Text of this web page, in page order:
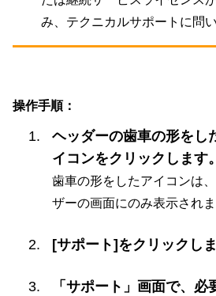
み、テクニカルサポートに問
操作手順：
ヘッダーの歯車の形をし
イコンをクリックします。
歯車の形をしたアイコンは
ザーの画面にのみ表示されま
[サポート]をクリックしま
「サポート」画面で、